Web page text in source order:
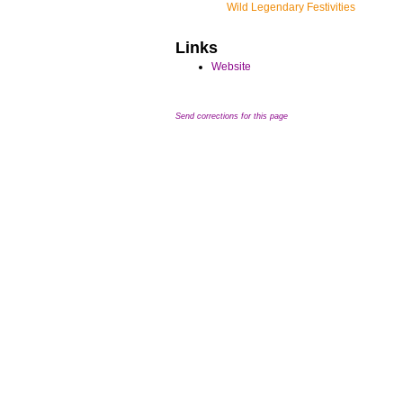
Wild Legendary Festivities
Links
Website
Send corrections for this page